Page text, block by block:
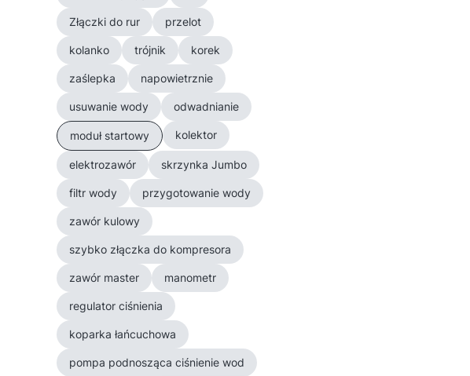
Złączki do rur przelot
kolanko trójnik korek
zaślepka napowietrznie
usuwanie wody odwadnianie
moduł startowy kolektor
elektrozawór skrzynka Jumbo
filtr wody przygotowanie wody
zawór kulowy
szybko złączka do kompresora
zawór master manometr
regulator ciśnienia
koparka łańcuchowa
pompa podnosząca ciśnienie wod